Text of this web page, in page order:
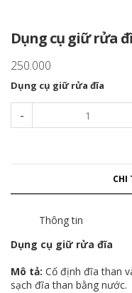
Dụng cụ giữ rửa
250.000
Dụng cụ giữ rửa đĩa
-
CHI
Thông tin
Dụng cụ giữ rửa đĩa
Mô tả: Cố định đĩa than
sạch đĩa than bằng nước.